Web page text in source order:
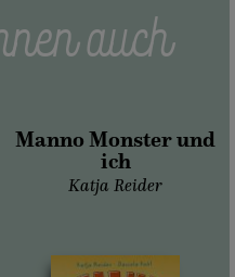
auch
Manno Monster und
ich
Katja Reider